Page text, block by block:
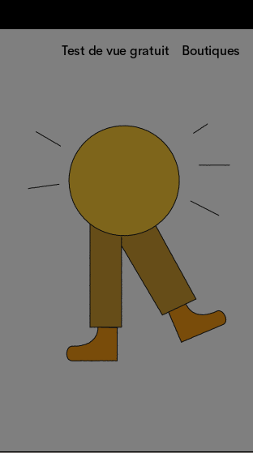
Test de vue gratuit Boutiques